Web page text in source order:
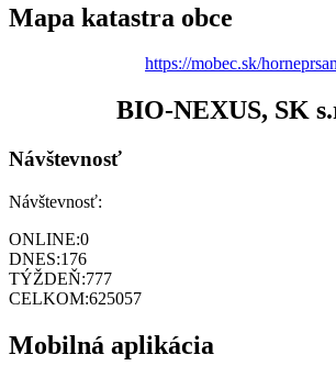
Mapa katastra obce
https://mobec.sk/
BIO-NEXUS, SK
Návštevnosť
Návštevnosť:
ONLINE:0
DNES:176
TÝŽDEŇ:777
CELKOM:625057
Mobilná aplikácia